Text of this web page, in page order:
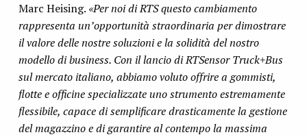
Marc Heising. «Per noi di RTS questo cambiamento
rappresenta un’opportunità straordinaria per dimostrare
il valore delle nostre soluzioni e la solidità del nostro
modello di business. Con il lancio di RTSensor Truck+Bus
sul mercato italiano, abbiamo voluto offrire a gommisti,
flotte e officine specializzate uno strumento estremamente
flessibile, capace di semplificare drasticamente la gestione
del magazzino e di garantire al contempo la massima